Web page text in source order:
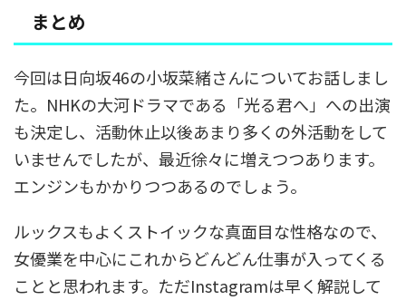
まとめ
今回は日向坂46の小坂菜緒さんについてお話しまし
た。NHKの大河ドラマである「光る君へ」への出演
も決定し、活動休止以後あまり多くの外活動をして
いませんでしたが、最近徐々に増えつつあります。
エンジンもかかりつつあるのでしょう。
ルックスもよくストイックな真面目な性格なので、
女優業を中心にこれからどんどん仕事が入ってくる
ことと思われます。ただInstagramは早く解説して